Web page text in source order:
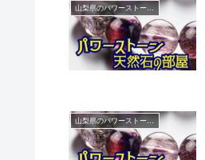
山梨県のパワーストーンショップ紹介